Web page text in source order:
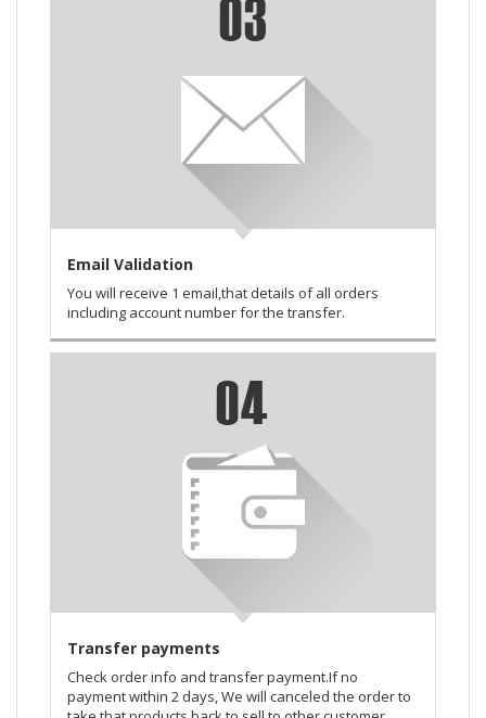
Email Validation
You will receive 1 email,that details of all orders
including account number for the transfer.
Transfer payments
Check order info and transfer payment.If no
payment within 2 days, We will canceled the order to